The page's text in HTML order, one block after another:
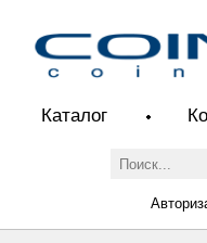
Каталог